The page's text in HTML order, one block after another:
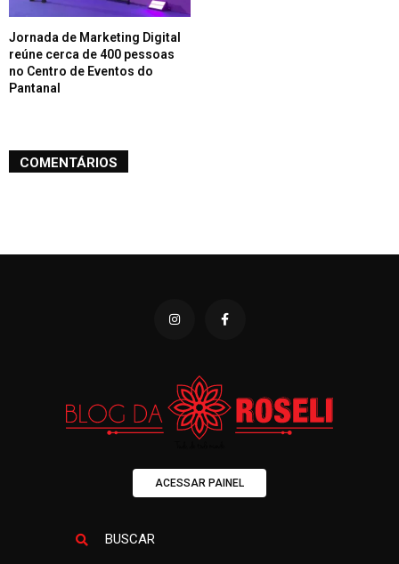
Jornada de Marketing Digital
reúne cerca de 400 pessoas
no Centro de Eventos do
Pantanal
COMENTÁRIOS
ACESSAR PAINEL
BUSCAR